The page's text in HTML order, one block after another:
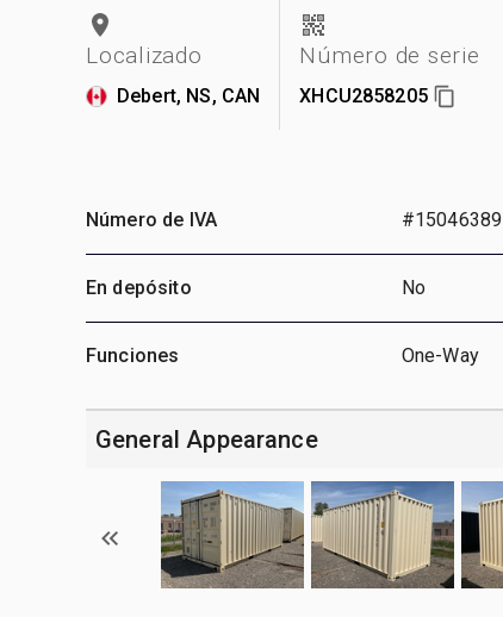
Localizado
Debert, NS, CAN
Número de serie
XHCU2858205
Número de IVA #15046389
En depósito No
Funciones One-Way
General Appearance